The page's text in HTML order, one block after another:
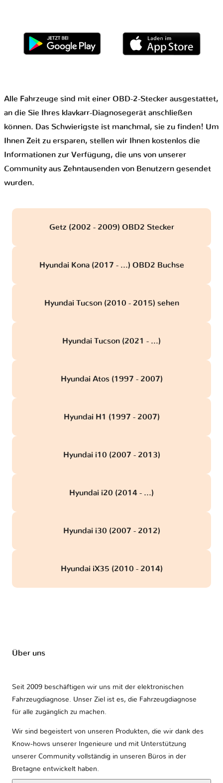
Alle Fahrzeuge sind mit einer OBD-2-Stecker ausgestattet,
an die Sie Ihres klavkarr-Diagnosegerät anschließen
können. Das Schwierigste ist manchmal, sie zu finden! Um
Ihnen Zeit zu ersparen, stellen wir Ihnen kostenlos die
Informationen zur Verfügung, die uns von unserer
Community aus Zehntausenden von Benutzern gesendet
wurden.
Getz (2002 - 2009) OBD2 Stecker
Hyundai Kona (2017 - ...) OBD2 Buchse
Hyundai Tucson (2010 - 2015) sehen
Hyundai Tucson (2021 - ...)
Hyundai Atos (1997 - 2007)
Hyundai H1 (1997 - 2007)
Hyundai i10 (2007 - 2013)
Hyundai i20 (2014 - ...)
Hyundai i30 (2007 - 2012)
Hyundai iX35 (2010 - 2014)
Über uns
Seit 2009 beschäftigen wir uns mit der elektronischen
Fahrzeugdiagnose. Unser Ziel ist es, die Fahrzeugdiagnose
für alle zugänglich zu machen.
Wir sind begeistert von unseren Produkten, die wir dank des
Know-hows unserer Ingenieure und mit Unterstützung
unserer Community vollständig in unseren Büros in der
Bretagne entwickelt haben.